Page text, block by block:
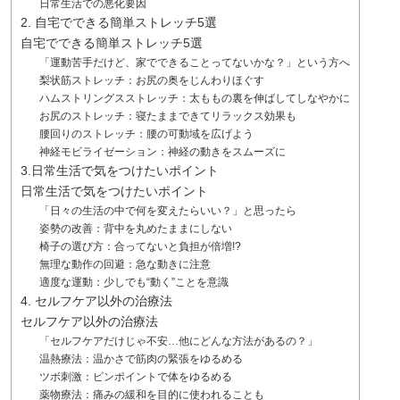
日常生活での悪化要因
2. 自宅でできる簡単ストレッチ5選
自宅でできる簡単ストレッチ5選
「運動苦手だけど、家でできることってないかな？」という方へ
梨状筋ストレッチ：お尻の奥をじんわりほぐす
ハムストリングスストレッチ：太ももの裏を伸ばしてしなやかに
お尻のストレッチ：寝たままできてリラックス効果も
腰回りのストレッチ：腰の可動域を広げよう
神経モビライゼーション：神経の動きをスムーズに
3.日常生活で気をつけたいポイント
日常生活で気をつけたいポイント
「日々の生活の中で何を変えたらいい？」と思ったら
姿勢の改善：背中を丸めたままにしない
椅子の選び方：合ってないと負担が倍増!?
無理な動作の回避：急な動きに注意
適度な運動：少しでも“動く”ことを意識
4. セルフケア以外の治療法
セルフケア以外の治療法
「セルフケアだけじゃ不安…他にどんな方法があるの？」
温熱療法：温かさで筋肉の緊張をゆるめる
ツボ刺激：ピンポイントで体をゆるめる
薬物療法：痛みの緩和を目的に使われることも